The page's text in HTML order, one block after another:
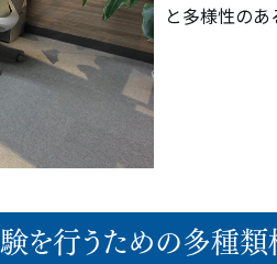
と多様性のあ
を行うための多種